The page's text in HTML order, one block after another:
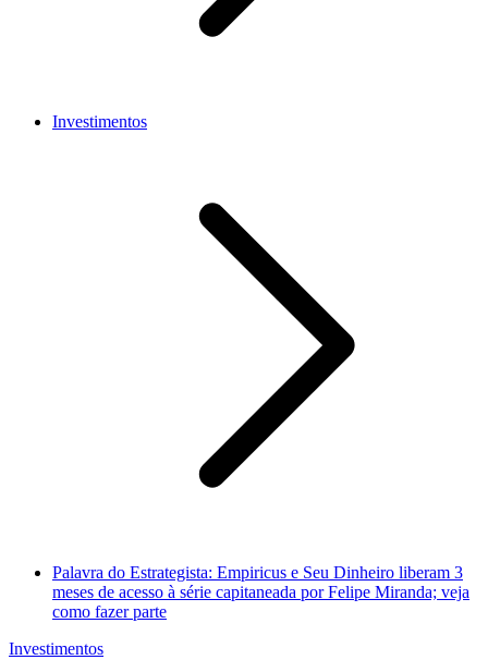
Investimentos
Palavra do Estrategista: Empiricus e Seu Dinheiro liberam 3
meses de acesso à série capitaneada por Felipe Miranda; veja
como fazer parte
Investimentos